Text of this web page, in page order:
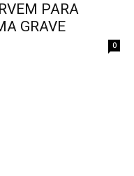
PARA
GRAVE
0